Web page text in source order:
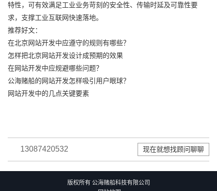
特性，可有效满足工业业务苛刻的安全性、传输时延及可靠性要
求，支撑工业互联网快速落地。
推荐好文：
在北京网站开发中应遵守的规则有哪些？
怎样把北京网站开发设计成预期的效果
在网站开发中应规避哪些问题？
公海赌船的网站开发怎样吸引用户眼球？
网站开发中的几点关键要素
13087420532 现在就想找顾问聊聊
版权所有 公海赌船科技有限公司